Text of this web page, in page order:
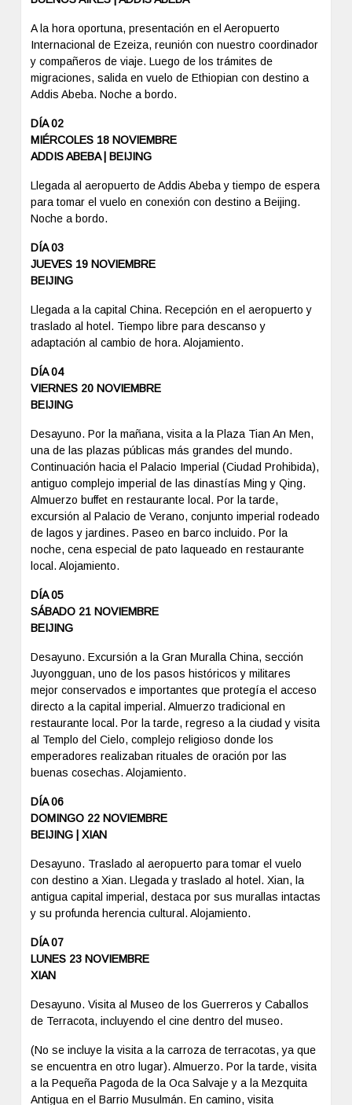
A la hora oportuna, presentación en el Aeropuerto
Internacional de Ezeiza, reunión con nuestro coordinador
y compañeros de viaje. Luego de los trámites de
migraciones, salida en vuelo de Ethiopian con destino a
Addis Abeba. Noche a bordo.
DÍA 02
MIÉRCOLES 18 NOVIEMBRE
ADDIS ABEBA | BEIJING
Llegada al aeropuerto de Addis Abeba y tiempo de espera
para tomar el vuelo en conexión con destino a Beijing.
Noche a bordo.
DÍA 03
JUEVES 19 NOVIEMBRE
BEIJING
Llegada a la capital China. Recepción en el aeropuerto y
traslado al hotel. Tiempo libre para descanso y
adaptación al cambio de hora. Alojamiento.
DÍA 04
VIERNES 20 NOVIEMBRE
BEIJING
Desayuno. Por la mañana, visita a la Plaza Tian An Men,
una de las plazas públicas más grandes del mundo.
Continuación hacia el Palacio Imperial (Ciudad Prohibida),
antiguo complejo imperial de las dinastías Ming y Qing.
Almuerzo buffet en restaurante local. Por la tarde,
excursión al Palacio de Verano, conjunto imperial rodeado
de lagos y jardines. Paseo en barco incluido. Por la
noche, cena especial de pato laqueado en restaurante
local. Alojamiento.
DÍA 05
SÁBADO 21 NOVIEMBRE
BEIJING
Desayuno. Excursión a la Gran Muralla China, sección
Juyongguan, uno de los pasos históricos y militares
mejor conservados e importantes que protegía el acceso
directo a la capital imperial. Almuerzo tradicional en
restaurante local. Por la tarde, regreso a la ciudad y visita
al Templo del Cielo, complejo religioso donde los
emperadores realizaban rituales de oración por las
buenas cosechas. Alojamiento.
DÍA 06
DOMINGO 22 NOVIEMBRE
BEIJING | XIAN
Desayuno. Traslado al aeropuerto para tomar el vuelo
con destino a Xian. Llegada y traslado al hotel. Xian, la
antigua capital imperial, destaca por sus murallas intactas
y su profunda herencia cultural. Alojamiento.
DÍA 07
LUNES 23 NOVIEMBRE
XIAN
Desayuno. Visita al Museo de los Guerreros y Caballos
de Terracota, incluyendo el cine dentro del museo.
(No se incluye la visita a la carroza de terracotas, ya que
se encuentra en otro lugar). Almuerzo. Por la tarde, visita
a la Pequeña Pagoda de la Oca Salvaje y a la Mezquita
Antigua en el Barrio Musulmán. En camino, visita